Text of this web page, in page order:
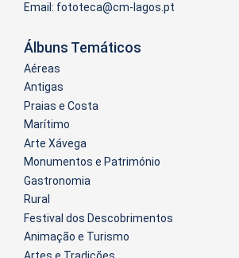
Email:
Álbuns Temáticos
Aéreas
Antigas
Praias e Costa
Marítimo
Arte Xávega
Monumentos e Património
Gastronomia
Rural
Festival dos Descobrimentos
Animação e Turismo
Artes e Tradições